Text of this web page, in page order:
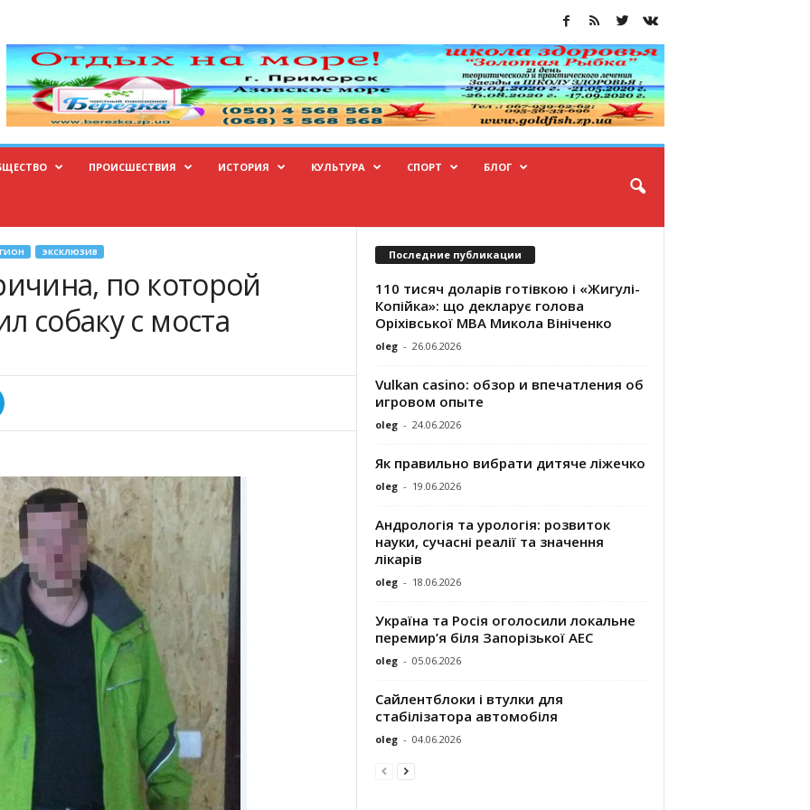
ПРОИСШЕСТВИЯ ИСТОРИЯ КУЛЬТУРА СПОРТ БЛОГ
ЭКСКЛЮЗИВ
по которой
собаку с моста
Последние публикации
110 тисяч доларів готівкою і «Жигулі-
Копійка»: що декларує голова
Оріхівської МВА Микола Вініченко
oleg - 26.06.2026
Vulkan casino: обзор и впечатления об
игровом опыте
oleg - 24.06.2026
Як правильно вибрати дитяче ліжечко
oleg - 19.06.2026
Андрологія та урологія: розвиток
науки, сучасні реалії та значення
лікарів
oleg - 18.06.2026
Україна та Росія оголосили локальне
перемир’я біля Запорізької АЕС
oleg - 05.06.2026
Сайлентблоки і втулки для
стабілізатора автомобіля
oleg - 04.06.2026